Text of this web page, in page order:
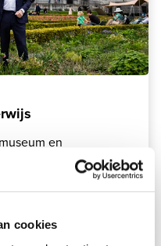
cookies
en
Ontdek hoe deze
met kunst, cultuur